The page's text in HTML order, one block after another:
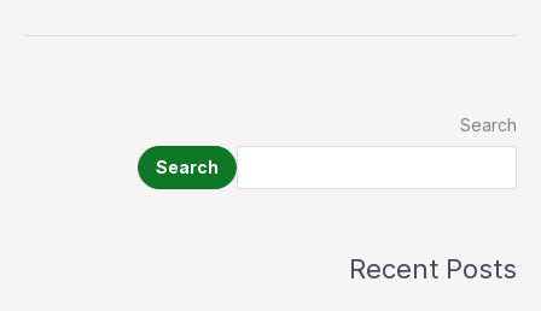
Search
Search
Recent Posts